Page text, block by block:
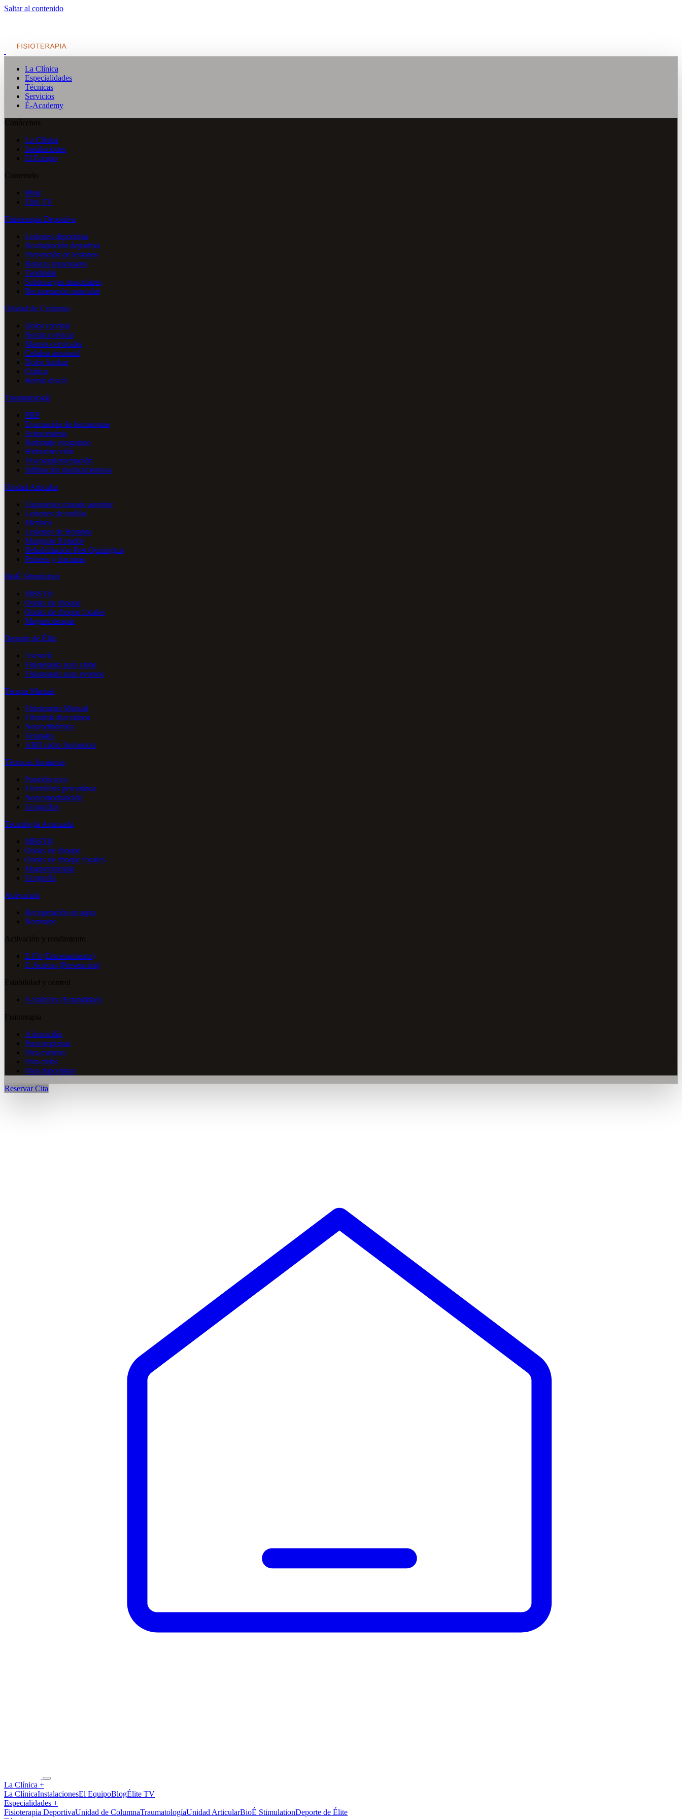
Saltar al contenido
La Clínica
Especialidades
Técnicas
Servicios
É-Academy
Conócenos
La Clínica
Instalaciones
El Equipo
Contenido
Blog
Élite TV
Fisioterapia Deportiva
Lesiones deportivas
Readaptación deportiva
Prevención de lesiones
Roturas musculares
Tendinitis
Sobrecargas musculares
Recuperación muscular
Unidad de Columna
Dolor cervical
Hernia cervical
Mareos cervicales
Cefalea tensional
Dolor lumbar
Ciática
Hernia discal
Traumatología
PRP
Evacuación de hematomas
Artrocentesis
Barbotaje ecoguiado
Hidrodisección
Viscosuplementación
Infiltración medicamentosa
Unidad Articular
Ligamento cruzado anterior
Lesiones de rodilla
Menisco
Lesiones de Hombro
Manguito Rotador
Rehabilitación Post Quirúrgica
Prótesis y fracturas
BioÉ Stimulation
MBST®
Ondas de choque
Ondas de choque focales
Magnetoterapia
Deporte de Élite
Asesoría
Fisioterapia para clubs
Fisioterapia para eventos
Terapia Manual
Fisioterapia Manual
Fibrolisis diacutánea
Neurodinámica
Vendajes
ABD radio frecuencia
Técnicas Invasivas
Punción seca
Electrólisis percutánea
Neuromodulación
Ecografías
Tecnología Avanzada
MBST®
Ondas de choque
Ondas de choque focales
Magnetoterapia
Ecografía
Activación
Recuperación en agua
Normatec
Activación y rendimiento
E-Fit (Entrenamiento)
E-Activos (Prevención)
Estabilidad y control
E-Stability (Estabilidad)
Fisioterapia
A domicilio
Para empresas
Para eventos
Para clubs
Para deportistas
Reservar Cita
La Clínica +
La ClínicaInstalacionesEl EquipoBlogÉlite TV
Especialidades +
Fisioterapia DeportivaUnidad de ColumnaTraumatologíaUnidad ArticularBioÉ StimulationDeporte de Élite